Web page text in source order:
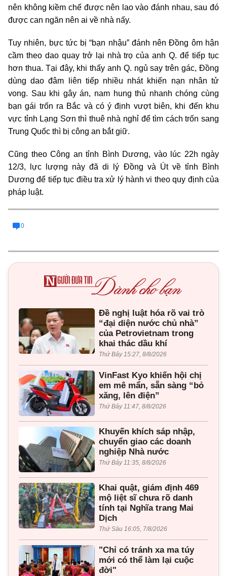
nên không kiềm chế được nên lao vào đánh nhau, sau đó
được can ngăn nên ai về nhà nấy.
Tuy nhiên, bực tức bị “bạn nhậu” đánh nên Đồng ôm hận
cầm theo dao quay trở lại nhà trọ của anh Q. để tiếp tục
hơn thua. Tại đây, khi thấy anh Q. ngủ say trên gác, Đồng
dùng dao đâm liên tiếp nhiều nhát khiến nạn nhân tử
vong. Sau khi gây án, nam hung thủ nhanh chóng cùng
bạn gái trốn ra Bắc và có ý định vượt biên, khi đến khu
vực tỉnh Lạng Sơn thì thuê nhà nghỉ để tìm cách trốn sang
Trung Quốc thì bị công an bắt giữ.
Cũng theo Công an tỉnh Bình Dương, vào lúc 22h ngày
12/3, lực lượng này đã di lý Đồng và Út về tỉnh Bình
Dương để tiếp tục điều tra xử lý hành vi theo quy định của
pháp luật.
0
Đề nghị luật hóa rõ vai trò
“đại diện nước chủ nhà”
của Petrovietnam trong
khai thác dầu khí
Thứ Bảy 15:27, 8/8/2026
VinFast Kyo khiến hội chị
em mê mẩn, sẵn sàng “bỏ
xăng, lên điện”
Thứ Bảy 11:47, 8/8/2026
Khuyến khích sáp nhập,
chuyển giao các doanh
nghiệp Nhà nước
Thứ Bảy 11:35, 8/8/2026
Khai quật, giám định 469
mộ liệt sĩ chưa rõ danh
tính tại Nghĩa trang Mai
Dịch
Thứ Sáu 16:05, 7/8/2026
"Chỉ có tránh xa ma túy
mới có thể làm lại cuộc
đời"